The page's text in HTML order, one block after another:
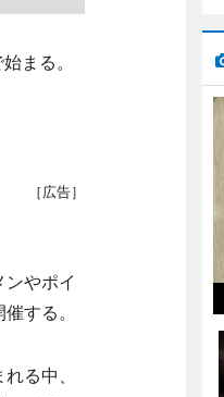
まる。
［広告］
やポイ
する。
る中、